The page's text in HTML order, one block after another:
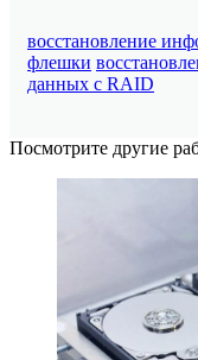
восстановление
флешки
данных с RAID
Посмотрите другие